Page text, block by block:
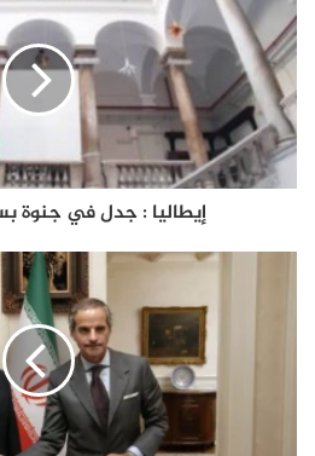
إيطاليا : جدل في جنوة